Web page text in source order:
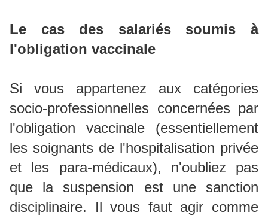
Le cas des salariés soumis à
l'obligation vaccinale
Si vous appartenez aux catégories
socio-professionnelles concernées par
l'obligation vaccinale (essentiellement
les soignants de l'hospitalisation privée
et les para-médicaux), n'oubliez pas
que la suspension est une sanction
disciplinaire. Il vous faut agir comme